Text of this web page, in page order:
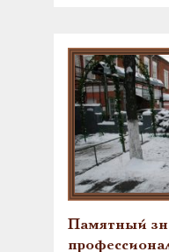
Памятный